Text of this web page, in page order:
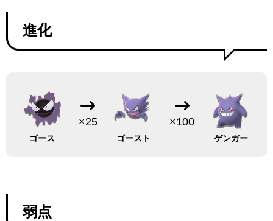
進化
ゴース
×25
ゴースト
×100
ゲンガー
弱点